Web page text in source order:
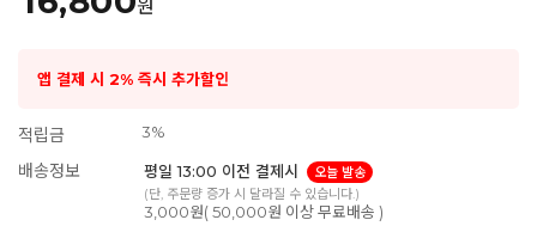
원
앱 결제 시 2% 즉시 추가할인
적립금 3%
배송정보 평일 13:00 이전 결제시
오늘 발송
(단, 주문량 증가 시 달라질 수 있습니다.)
3,000원( 50,000원 이상 무료배송 )